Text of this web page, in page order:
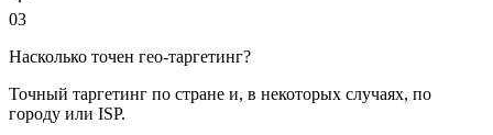
03
Насколько точен гео-таргетинг?
Точный таргетинг по стране и, в некоторых случаях, по
городу или ISP.